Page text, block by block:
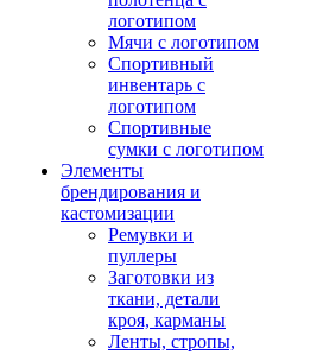
логотипом
Мячи с логотипом
Спортивный
инвентарь с
логотипом
Спортивные
сумки с логотипом
Элементы
брендирования и
кастомизации
Ремувки и
пуллеры
Заготовки из
ткани, детали
кроя, карманы
Ленты, стропы,